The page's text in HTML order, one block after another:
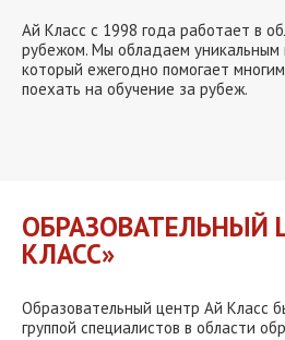
Ай Класс с 1998 года работает в
рубежом. Мы обладаем уникальным
который ежегодно помогает
поехать на обучение за рубеж.
ОБРАЗОВАТЕЛЬНЫЙ
КЛАСС»
Образовательный центр Ай Класс
группой специалистов в области